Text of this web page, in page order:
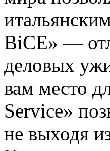
BiCE» —
деловых
вам место
Service»
не выходя